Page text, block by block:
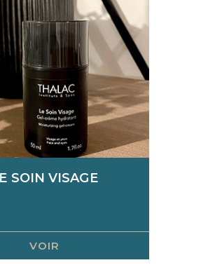
SOIN VISAGE
VOIR